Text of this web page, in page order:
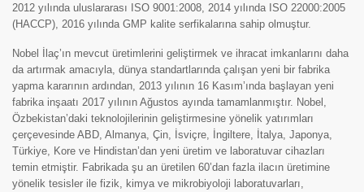
2012 yılında uluslararası ISO 9001:2008, 2014 yılında ISO 22000:2005
(HACCP), 2016 yılında GMP kalite serfikalarına sahip olmuştur.
Nobel İlaç’ın mevcut üretimlerini geliştirmek ve ihracat imkanlarını daha
da artırmak amacıyla, dünya standartlarında çalışan yeni bir fabrika
yapma kararının ardından, 2013 yılının 16 Kasım’ında başlayan yeni
fabrika inşaatı 2017 yılının Ağustos ayında tamamlanmıştır. Nobel,
Özbekistan’daki teknolojilerinin geliştirmesine yönelik yatırımları
çerçevesinde ABD, Almanya, Çin, İsviçre, İngiltere, İtalya, Japonya,
Türkiye, Kore ve Hindistan’dan yeni üretim ve laboratuvar cihazları
temin etmiştir. Fabrikada şu an üretilen 60’dan fazla ilacın üretimine
yönelik tesisler ile fizik, kimya ve mikrobiyoloji laboratuvarları,